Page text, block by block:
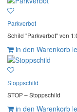
Parkverbot
Schild "Parkverbot" von
in den Warenkorb
Stoppschild
STOP – Stoppschild
in den Warenkorb